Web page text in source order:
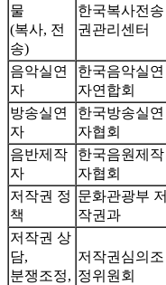
물
(복사, 전
송)
한국복사전송
권관리센터
음악실연
자
한국음악실연
자연합회
방송실연
자
한국방송실연
자협회
음반제작
자
한국음원제작
자협회
저작권 정
책
문화관광부 저
작권과
저작권 상
담,
분쟁조정,
저작권심의조
정위원회